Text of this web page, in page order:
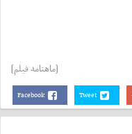
[ماهنامه فیلم]
Facebook Tweet